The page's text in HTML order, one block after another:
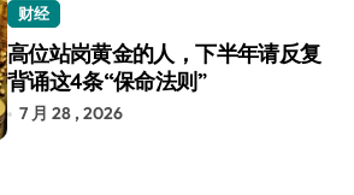
财经
高位站岗黄金的人，下半年请反复
背诵这4条“保命法则”
7 月 28 , 2026